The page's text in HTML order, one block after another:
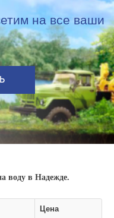
на все ваши
воду в Надежде.
Цена